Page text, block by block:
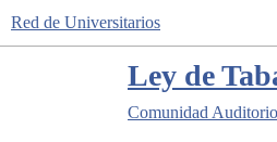
Red de Universitarios
Ley de
Comunidad Auditorio